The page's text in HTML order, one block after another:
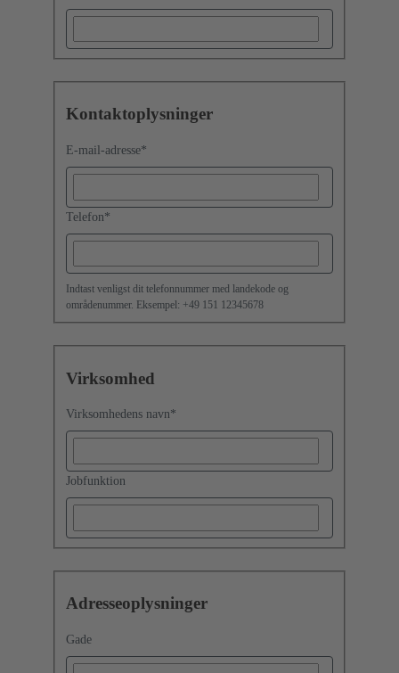
Kontaktoplysninger
E-mail-adresse*
Telefon*
Indtast venligst dit telefonnummer med landekode og
områdenummer. Eksempel: +49 151 12345678
Virksomhed
Virksomhedens navn*
Jobfunktion
Adresseoplysninger
Gade